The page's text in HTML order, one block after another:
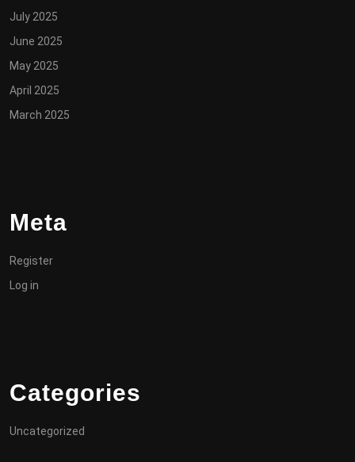
July 2025
June 2025
May 2025
April 2025
March 2025
Meta
Register
Log in
Categories
Uncategorized